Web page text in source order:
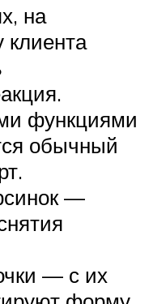
на
клиента
функциями
обычный
—
— с их